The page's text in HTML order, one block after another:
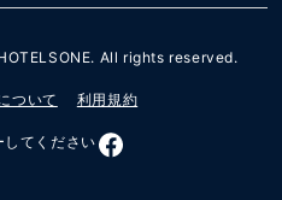
. All rights reserved.
ついて 利用規約
してください